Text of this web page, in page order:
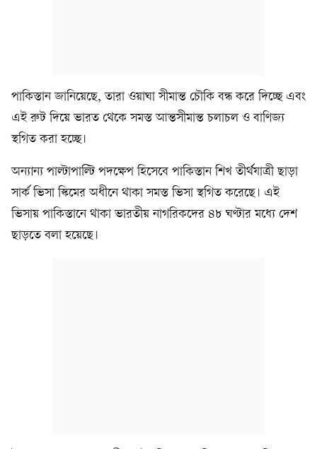
পাকিস্তান জানিয়েছে, তারা ওয়াঘা সীমান্ত চৌকি বন্ধ করে দিচ্ছে এবং
এই রুট দিয়ে ভারত থেকে সমস্ত আন্তসীমান্ত চলাচল ও বাণিজ্য
স্থগিত করা হচ্ছে।
অন্যান্য পাল্টাপাল্টি পদক্ষেপ হিসেবে পাকিস্তান শিখ তীর্থযাত্রী ছাড়া
সার্ক ভিসা স্কিমের অধীনে থাকা সমস্ত ভিসা স্থগিত করেছে। এই
ভিসায় পাকিস্তানে থাকা ভারতীয় নাগরিকদের ৪৮ ঘণ্টার মধ্যে দেশ
ছাড়তে বলা হয়েছে।